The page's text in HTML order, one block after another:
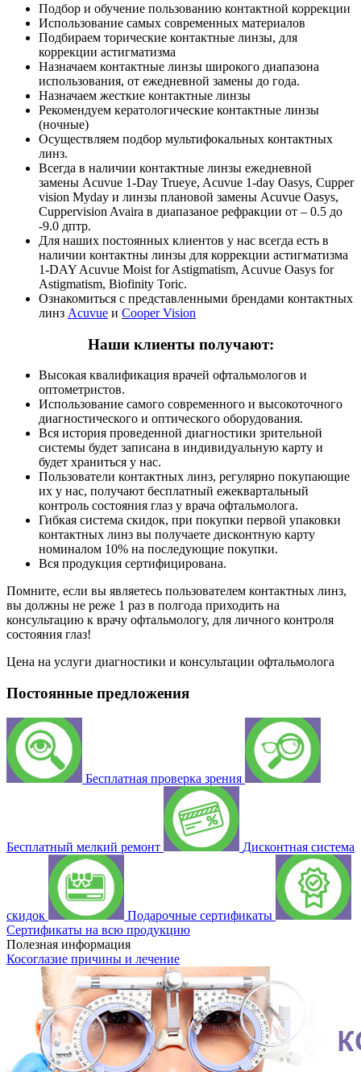
Подбор и обучение пользованию контактной коррекции
Использование самых современных материалов
Подбираем торические контактные линзы, для
коррекции астигматизма
Назначаем контактные линзы широкого диапазона
использования, от ежедневной замены до года.
Назначаем жесткие контактные линзы
Рекомендуем кератологические контактные линзы
(ночные)
Осуществляем подбор мультифокальных контактных
линз.
Всегда в наличии контактные линзы ежедневной
замены Acuvue 1-Day Trueye, Acuvue 1-day Oasys, Cupper
vision Myday и линзы плановой замены Acuvue Oasys,
Cuppervision Avaira в диапазаное рефракции от – 0.5 до
-9.0 дптр.
Для наших постоянных клиентов у нас всегда есть в
наличии контактны линзы для коррекции астигматизма
1-DAY Acuvue Moist for Astigmatism, Acuvue Oasys for
Astigmatism, Biofinity Toric.
Ознакомиться с представленными брендами контактных
линз Acuvue и Cooper Vision
Наши клиенты получают:
Высокая квалификация врачей офтальмологов и
оптометристов.
Использование самого современного и высокоточного
диагностического и оптического оборудования.
Вся история проведенной диагностики зрительной
системы будет записана в индивидуальную карту и
будет храниться у нас.
Пользователи контактных линз, регулярно покупающие
их у нас, получают бесплатный ежеквартальный
контроль состояния глаз у врача офтальмолога.
Гибкая система скидок, при покупки первой упаковки
контактных линз вы получаете дисконтную карту
номиналом 10% на последующие покупки.
Вся продукция сертифицирована.
Помните, если вы являетесь пользователем контактных линз,
вы должны не реже 1 раз в полгода приходить на
консультацию к врачу офтальмологу, для личного контроля
состояния глаз!
Цена на услуги диагностики и консультации офтальмолога
Постоянные предложения
Бесплатная проверка зрения
Бесплатный мелкий ремонт Дисконтная система
скидок
Подарочные сертификаты
Сертификаты на всю продукцию
Полезная информация
Косоглазие причины и лечение